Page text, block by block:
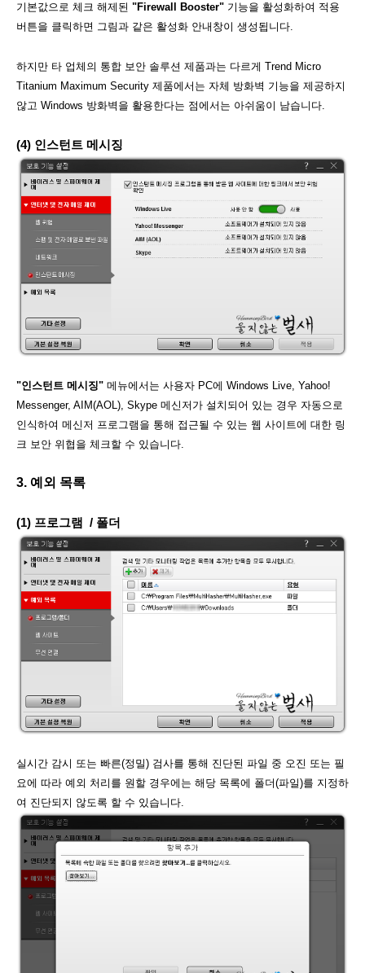
기본값으로 체크 해제된 "Firewall Booster" 기능을 활성화하여 적용
버튼을 클릭하면 그림과 같은 활성화 안내창이 생성됩니다.
하지만 타 업체의 통합 보안 솔루션 제품과는 다르게 Trend Micro
Titanium Maximum Security 제품에서는 자체 방화벽 기능을 제공하지
않고 Windows 방화벽을 활용한다는 점에서는 아쉬움이 남습니다.
(4) 인스턴트 메시징
"인스턴트 메시징" 메뉴에서는 사용자 PC에 Windows Live, Yahoo!
Messenger, AIM(AOL), Skype 메신저가 설치되어 있는 경우 자동으로
인식하여 메신저 프로그램을 통해 접근될 수 있는 웹 사이트에 대한 링
크 보안 위협을 체크할 수 있습니다.
3. 예외 목록
(1) 프로그램 / 폴더
실시간 감시 또는 빠른(정밀) 검사를 통해 진단된 파일 중 오진 또는 필
요에 따라 예외 처리를 원할 경우에는 해당 목록에 폴더(파일)를 지정하
여 진단되지 않도록 할 수 있습니다.